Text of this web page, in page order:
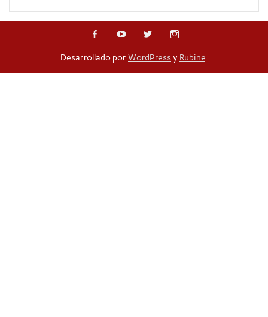
Desarrollado por WordPressy Rubine.